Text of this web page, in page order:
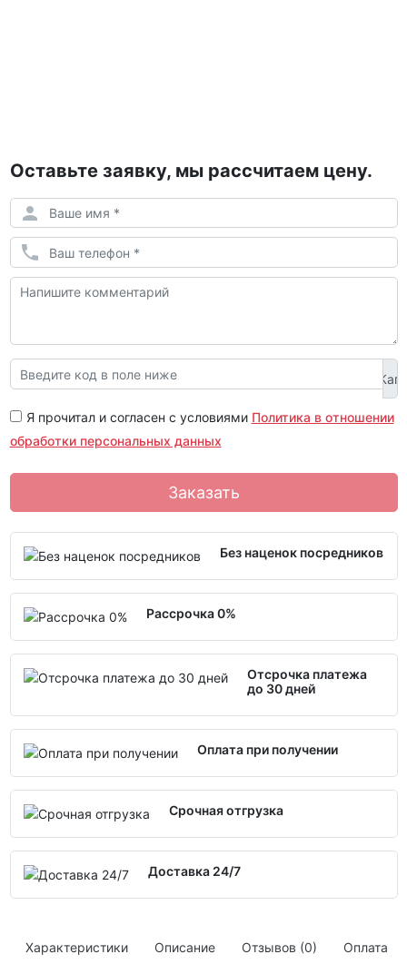
Оставьте заявку, мы рассчитаем цену.
Я прочитал и согласен с условиями Политика в отношении
обработки персональных данных
Заказать
Без наценок посредников
Рассрочка 0%
Отсрочка платежа
до 30 дней
Оплата при получении
Срочная отгрузка
Доставка 24/7
Характеристики Описание Отзывов (0)
Оплата